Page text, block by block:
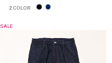
2COLOR
SALE